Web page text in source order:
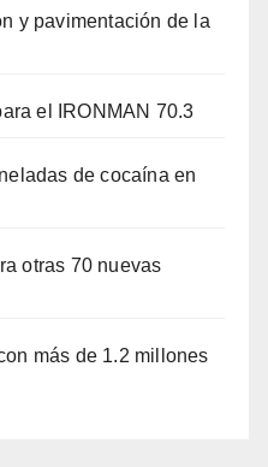
y pavimentación de la
el IRONMAN 70.3
de cocaína en
otras 70 nuevas
más de 1.2 millones